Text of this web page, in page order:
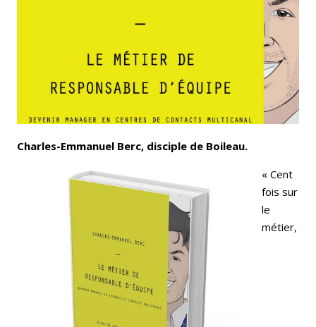
LinkedIn
Bluesky Whatsapp
Charles-Emmanuel Berc, disciple de Boileau.
« Cent
fois sur
le
métier,